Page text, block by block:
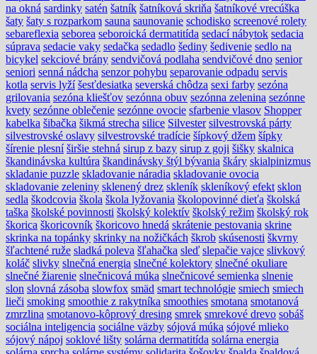
na okná sardinky satén šatník šatníková skriňa šatníkové vrecúška
šaty šaty s rozparkom sauna saunovanie schodisko screenové rolety
sebareflexia seborea seboroická dermatitída sedací nábytok sedacia
súprava sedacie vaky sedačka sedadlo šediny šedivenie sedlo na
bicykel sekciové brány sendvičová podlaha sendvičové dno senior
seniori senná nádcha senzor pohybu separovanie odpadu servis
kotla servis lyží šesťdesiatka severská chôdza sexi farby sezóna
grilovania sezóna kliešťov sezónna obuv sezónna zelenina sezónne
kvety sezónne oblečenie sezónne ovocie sfarbenie vlasov Shopper
kabelka šibačka šikmá strecha silice Silvester silvestrovská párty
silvestrovské oslavy silvestrovské tradície šípkový džem šípky
šírenie plesní širšie stehná sirup z bazy sirup z goji šišky skalnica
škandinávska kultúra škandinávsky štýl bývania škáry skialpinizmus
skladanie puzzle skladovanie náradia skladovanie ovocia
skladovanie zeleniny sklenený drez skleník skleníkový efekt sklon
sedla škodcovia škola škola lyžovania školopovinné dieťa školská
taška školské povinnosti školský kolektív školský režim školský rok
škorica škoricovník škoricovo hnedá skrátenie pestovania skrine
skrinka na topánky skrinky na nožičkách škrob skúsenosti škvrny
šľachtené ruže sladká poleva šľahačka sleď slepačie vajce slivkový
koláč slivky slnečná energia slnečné kolektory slnečné okuliare
slnečné žiarenie slnečnicová múka slnečnicové semienka slnenie
slon slovná zásoba slowfox smäd smart technológie smiech smiech
lieči smoking smoothie z rakytníka smoothies smotana smotanová
zmrzlina smotanovo-kôprový dresing smrek smrekové drevo sobáš
sociálna inteligencia sociálne väzby sójová múka sójové mlieko
sójový nápoj soklové lišty solárna dermatitída solárna energia